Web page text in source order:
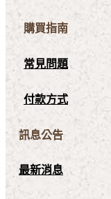
購買指南
常見問題
付款方式
訊息公告
最新消息